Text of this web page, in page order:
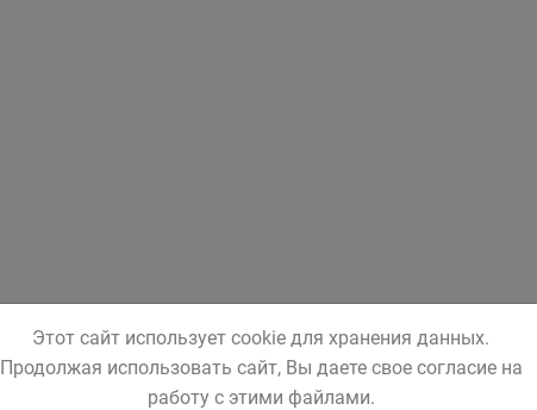
Этот сайт использует cookie для хранения данных.
Продолжая использовать сайт, Вы даете свое согласие на
работу с этими файлами.